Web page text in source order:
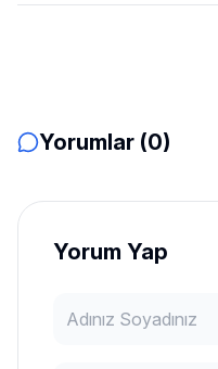
Yorumlar (0)
Yorum Yap